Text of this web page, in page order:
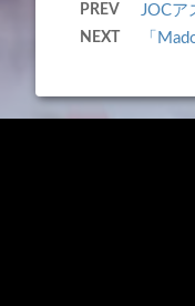
PREV JOC
NEXT 「